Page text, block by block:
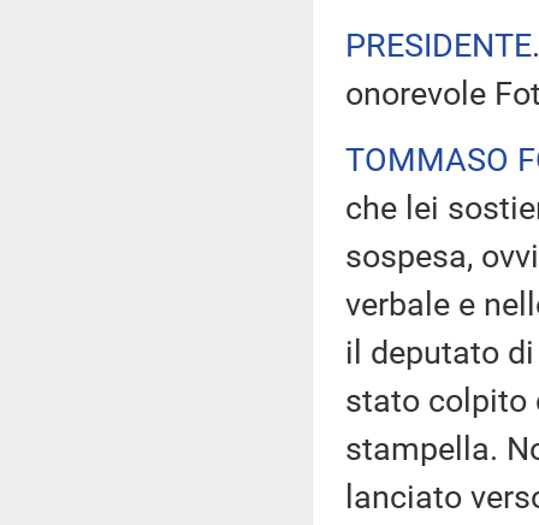
PRESIDENTE
onorevole
TOMMASO
che lei
sospesa,
verbale e
il deputato
stato colpito
stampella.
lanciato